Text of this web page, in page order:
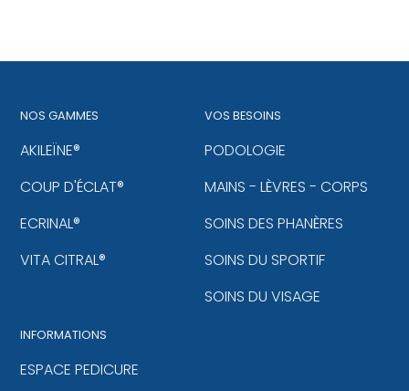
NOS GAMMES
AKILEÏNE®
COUP D'ÉCLAT®
ECRINAL®
VITA CITRAL®
VOS BESOINS
PODOLOGIE
MAINS - LÈVRES - CORPS
SOINS DES PHANÈRES
SOINS DU SPORTIF
SOINS DU VISAGE
INFORMATIONS
ESPACE PEDICURE